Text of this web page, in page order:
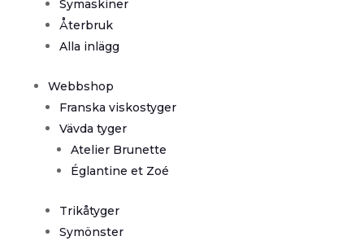
Symaskiner
Återbruk
Alla inlägg
Webbshop
Franska viskostyger
Vävda tyger
Atelier Brunette
Églantine et Zoé
Trikåtyger
Symönster